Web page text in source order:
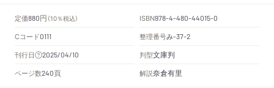
定価880円 （10％税込） ISBN978-4-480-44015-0
Cコード0111 整理番号み-37-2
刊行日 2025/04/10 判型文庫判
ページ数240頁 解説奈倉有里